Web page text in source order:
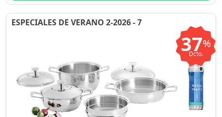
ESPECIALES DE VERANO 2-2026 - 7
37%
Dcto.